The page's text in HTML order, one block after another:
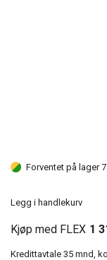
Forventet på lager
Legg i handlekurv
Kjøp med FLEX 1
Kredittavtale 35 mnd,